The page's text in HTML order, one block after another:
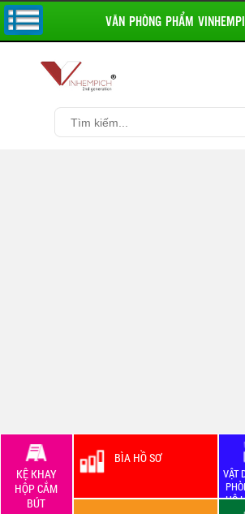
VĂN PHÒNG PHẨM
KỆ KHAY
HỘP CẮM
BÚT
BÌA HỒ SƠ
VẬT
HỘ